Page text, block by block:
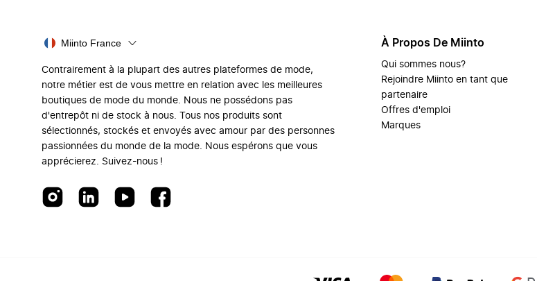
Miinto France
Contrairement à la plupart des autres plateformes de mode,
notre métier est de vous mettre en relation avec les meilleures
boutiques de mode du monde. Nous ne possédons pas
d'entrepôt ni de stock à nous. Tous nos produits sont
sélectionnés, stockés et envoyés avec amour par des personnes
passionnées du monde de la mode. Nous espérons que vous
apprécierez. Suivez-nous !
À Propos De Miinto
Qui sommes nous?
Rejoindre Miinto en tant que
partenaire
Offres d'emploi
Marques